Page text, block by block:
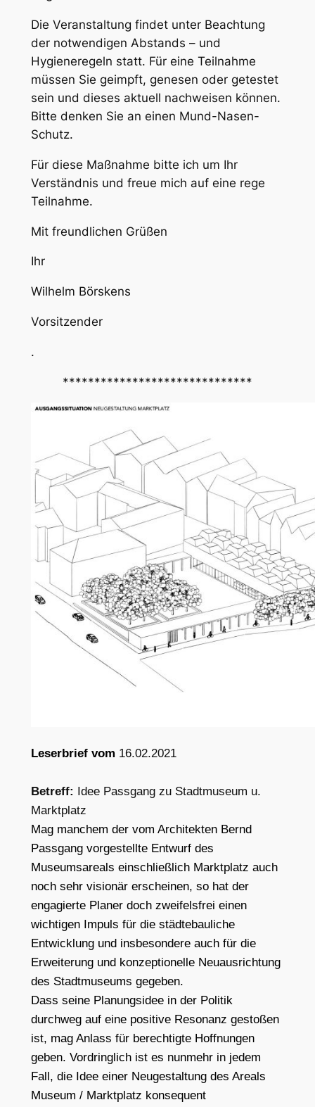
Die Veranstaltung findet unter Beachtung
der notwendigen Abstands – und
Hygieneregeln statt. Für eine Teilnahme
müssen Sie geimpft, genesen oder getestet
sein und dieses aktuell nachweisen können.
Bitte denken Sie an einen Mund-Nasen-
Schutz.
Für diese Maßnahme bitte ich um Ihr
Verständnis und freue mich auf eine rege
Teilnahme.
Mit freundlichen Grüßen
Ihr
Wilhelm Börskens
Vorsitzender
.
******************************
Leserbrief vom 16.02.2021
Betreff: Idee Passgang zu Stadtmuseum u.
Marktplatz
Mag manchem der vom Architekten Bernd
Passgang vorgestellte Entwurf des
Museumsareals einschließlich Marktplatz auch
noch sehr visionär erscheinen, so hat der
engagierte Planer doch zweifelsfrei einen
wichtigen Impuls für die städtebauliche
Entwicklung und insbesondere auch für die
Erweiterung und konzeptionelle Neuausrichtung
des Stadtmuseums gegeben.
Dass seine Planungsidee in der Politik
durchweg auf eine positive Resonanz gestoßen
ist, mag Anlass für berechtigte Hoffnungen
geben. Vordringlich ist es nunmehr in jedem
Fall, die Idee einer Neugestaltung des Areals
Museum / Marktplatz konsequent